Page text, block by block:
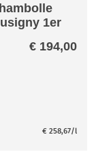
1er
€194,00
€ 258,67/l